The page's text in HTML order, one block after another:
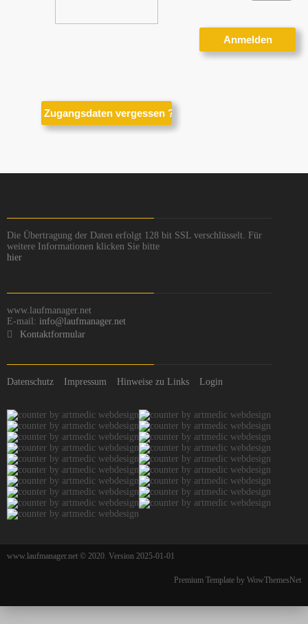
Die Übertragung der Daten erfolgt 128 bit SSL verschlüsselt. Für
weitere Informationen klicken Sie bitte
hier
www.laufmanager.net
E-mail: info@laufmanager.net
Kontaktformular
Datenschutz Impressum Hinweise zu Links Login
www.laufmanager.net © 2020. Version 2025-01-01
Premium Template by WowThemesNet